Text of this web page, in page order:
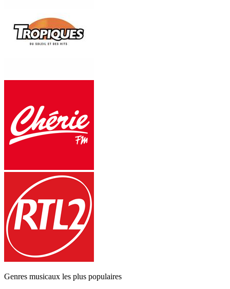
Genres musicaux les plus populaires